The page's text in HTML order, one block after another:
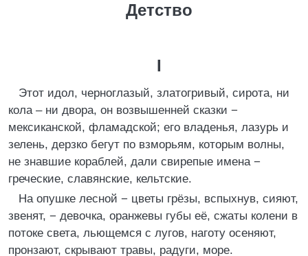
Детство
I
Этот идол, черноглазый, златогривый, сирота, ни
кола – ни двора, он возвышенней сказки −
мексиканской, фламадской; его владенья, лазурь и
зелень, дерзко бегут по взморьям, которым волны,
не знавшие кораблей, дали свирепые имена −
греческие, славянские, кельтские.
На опушке лесной − цветы грёзы, вспыхнув, сияют,
звенят, − девочка, оранжевы губы её, сжаты колени в
потоке света, льющемся с лугов, наготу осеняют,
пронзают, скрывают травы, радуги, море.